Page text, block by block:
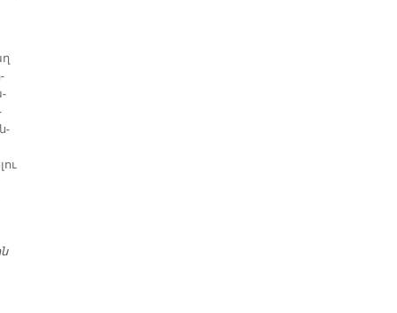
ՈՒԽՏԻ ԱՌԱՋԻՆ ԱՅՑ ԱՐՑԱԽ